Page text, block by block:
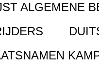
ALGEMENE